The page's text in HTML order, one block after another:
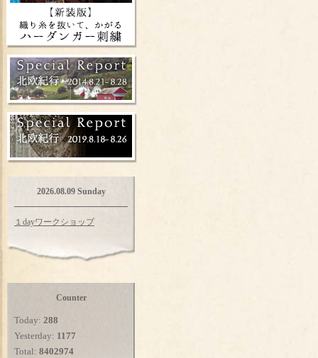
2026.08.09 Sunday
１dayワークショップ
Counter
Today: 288
Yesterday: 1177
Total: 8402974